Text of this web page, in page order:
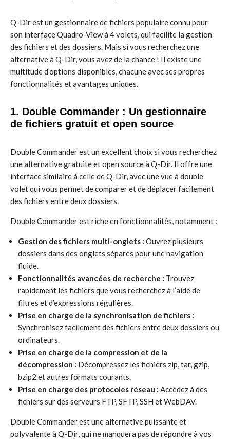
Q-Dir est un gestionnaire de fichiers populaire connu pour
son interface Quadro-View à 4 volets, qui facilite la gestion
des fichiers et des dossiers. Mais si vous recherchez une
alternative à Q-Dir, vous avez de la chance ! Il existe une
multitude d’options disponibles, chacune avec ses propres
fonctionnalités et avantages uniques.
1. Double Commander : Un gestionnaire
de fichiers gratuit et open source
Double Commander est un excellent choix si vous recherchez
une alternative gratuite et open source à Q-Dir. Il offre une
interface similaire à celle de Q-Dir, avec une vue à double
volet qui vous permet de comparer et de déplacer facilement
des fichiers entre deux dossiers.
Double Commander est riche en fonctionnalités, notamment :
Gestion des fichiers multi-onglets : Ouvrez plusieurs
dossiers dans des onglets séparés pour une navigation
fluide.
Fonctionnalités avancées de recherche : Trouvez
rapidement les fichiers que vous recherchez à l’aide de
filtres et d’expressions régulières.
Prise en charge de la synchronisation de fichiers :
Synchronisez facilement des fichiers entre deux dossiers ou
ordinateurs.
Prise en charge de la compression et de la
décompression : Décompressez les fichiers zip, tar, gzip,
bzip2 et autres formats courants.
Prise en charge des protocoles réseau : Accédez à des
fichiers sur des serveurs FTP, SFTP, SSH et WebDAV.
Double Commander est une alternative puissante et
polyvalente à Q-Dir, qui ne manquera pas de répondre à vos